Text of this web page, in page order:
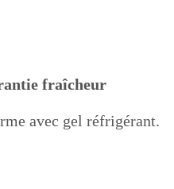
fraîcheur
avec gel réfrigérant.